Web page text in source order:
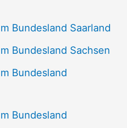
Bundesland Saarland
Bundesland Sachsen
Bundesland
Bundesland